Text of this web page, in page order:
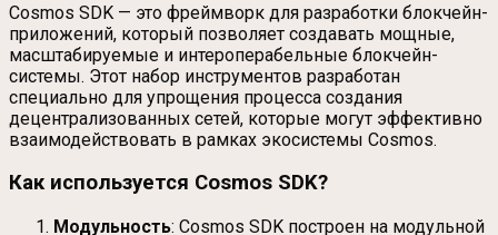
Cosmos SDK — это фреймворк для разработки блокчейн-
приложений, который позволяет создавать мощные,
масштабируемые и интероперабельные блокчейн-
системы. Этот набор инструментов разработан
специально для упрощения процесса создания
децентрализованных сетей, которые могут эффективно
взаимодействовать в рамках экосистемы Cosmos.
Как используется Cosmos SDK?
Модульность: Cosmos SDK построен на модульной